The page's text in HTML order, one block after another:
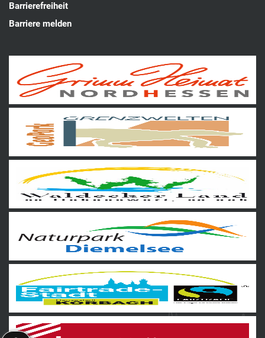
Barrierefreiheit
Barriere melden